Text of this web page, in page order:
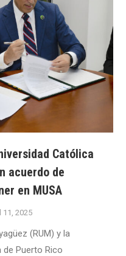
Católica
acuerdo de
en MUSA
11, 2025
(RUM) y la
de Puerto Rico